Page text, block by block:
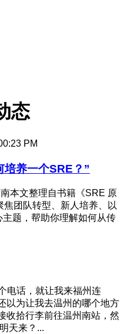
态
PM
培养一个SRE？”
本文整理自书籍《SRE 原
团队转型、新人培养、以
题，帮助你理解如何从传
电话，就让我来福州连
以为让我去温州的哪个地方
收拾行李前往温州南站，然
天来？...